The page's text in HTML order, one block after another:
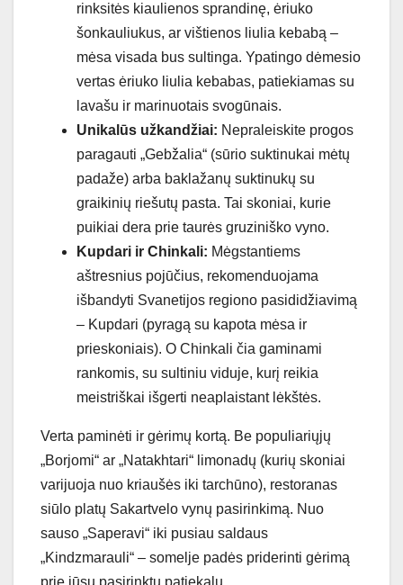
rinksitės kiaulienos sprandinę, ėriuko
šonkauliukus, ar vištienos liulia kebabą –
mėsa visada bus sultinga. Ypatingo dėmesio
vertas ėriuko liulia kebabas, patiekiamas su
lavašu ir marinuotais svogūnais.
Unikalūs užkandžiai: Nepraleiskite progos
paragauti „Gebžalia“ (sūrio suktinukai mėtų
padaže) arba baklažanų suktinukų su
graikinių riešutų pasta. Tai skoniai, kurie
puikiai dera prie taurės gruziniško vyno.
Kupdari ir Chinkali: Mėgstantiems
aštresnius pojūčius, rekomenduojama
išbandyti Svanetijos regiono pasididžiavimą
– Kupdari (pyragą su kapota mėsa ir
prieskoniais). O Chinkali čia gaminami
rankomis, su sultiniu viduje, kurį reikia
meistriškai išgerti neaplaistant lėkštės.
Verta paminėti ir gėrimų kortą. Be populiariųjų
„Borjomi“ ar „Natakhtari“ limonadų (kurių skoniai
varijuoja nuo kriaušės iki tarchūno), restoranas
siūlo platų Sakartvelo vynų pasirinkimą. Nuo
sauso „Saperavi“ iki pusiau saldaus
„Kindzmarauli“ – somelje padės priderinti gėrimą